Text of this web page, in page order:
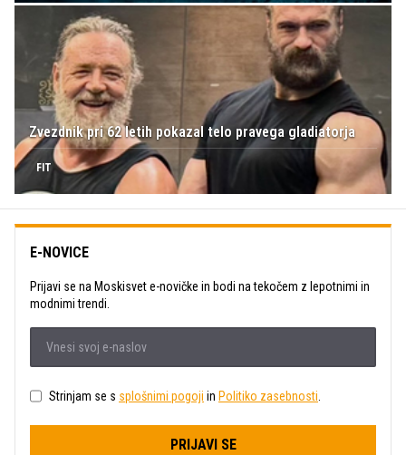
Zvezdnik pri 62 letih pokazal telo pravega gladiatorja
FIT
E-NOVICE
Prijavi se na Moskisvet e-novičke in bodi na tekočem z lepotnimi in
modnimi trendi.
Strinjam se s splošnimi pogoji in Politiko zasebnosti
PRIJAVI SE